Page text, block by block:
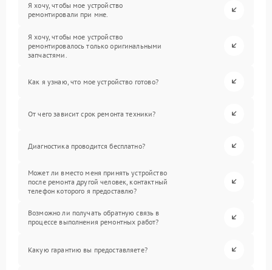
Я хочу, чтобы мое устройство
ремонтировали при мне.
Я хочу, чтобы мое устройство
ремонтировалось только оригинальными
запчастями.
Как я узнаю, что мое устройство готово?
От чего зависит срок ремонта техники?
Диагностика проводится бесплатно?
Может ли вместо меня принять устройство
после ремонта другой человек, контактный
телефон которого я предоставлю?
Возможно ли получать обратную связь в
процессе выполнения ремонтных работ?
Какую гарантию вы предоставляете?